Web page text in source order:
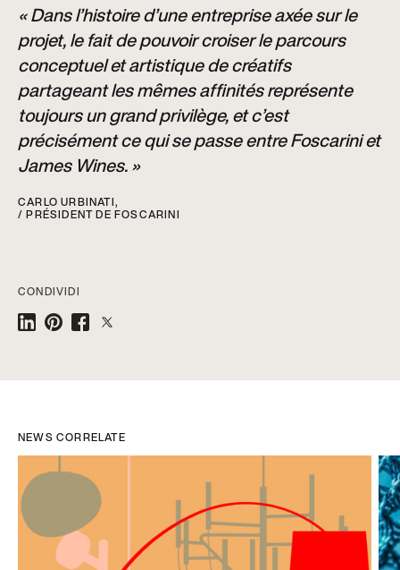
« Dans l’histoire d’une entreprise axée sur le
projet, le fait de pouvoir croiser le parcours
conceptuel et artistique de créatifs
partageant les mêmes affinités représente
toujours un grand privilège, et c’est
précisément ce qui se passe entre Foscarini et
James Wines. »
CARLO URBINATI,
/ PRÉSIDENT DE FOSCARINI
CONDIVIDI
NEWS CORRELATE